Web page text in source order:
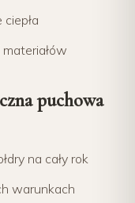
puchowa
na cały rok
warunkach